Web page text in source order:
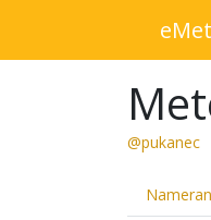
@pukanec